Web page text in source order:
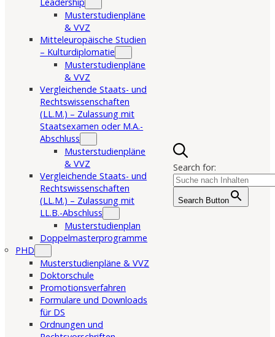
Musterstudienpläne
& VVZ
Mitteleuropäische Studien
– Kulturdiplomatie
Musterstudienpläne
& VVZ
Vergleichende Staats- und
Rechtswissenschaften
(LL.M.) – Zulassung mit
Staatsexamen oder M.A.-
Abschluss
Musterstudienpläne
& VVZ
Vergleichende Staats- und
Rechtswissenschaften
(LL.M.) – Zulassung mit
LL.B.-Abschluss
Musterstudienplan
Doppelmasterprogramme
PHD
Musterstudienpläne & VVZ
Doktorschule
Promotionsverfahren
Formulare und Downloads
für DS
Ordnungen und
Search for:
Search Button